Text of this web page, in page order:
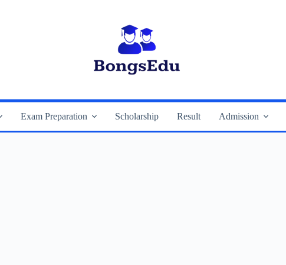
Exam Preparation Scholarship Result Admission